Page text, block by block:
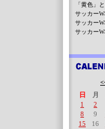
「黄色」
サッカーW
サッカーW
サッカーW
日
月
1
2
8
9
15
16